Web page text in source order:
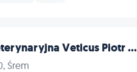
Veticus Piotr ...
Śrem